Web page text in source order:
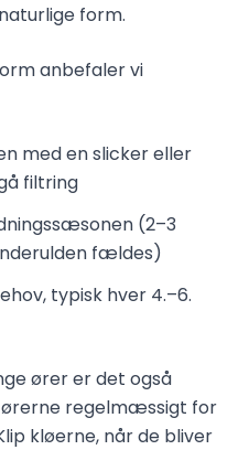
form.
anbefaler vi
med en slicker eller
filtring
(2–3
fældes)
typisk hver 4.–6.
ører er det også
regelmæssigt for
kløerne, når de bliver